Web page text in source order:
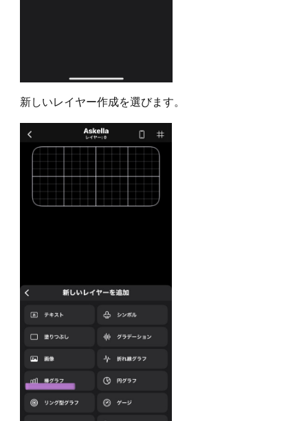
新しいレイヤー作成を選びます。